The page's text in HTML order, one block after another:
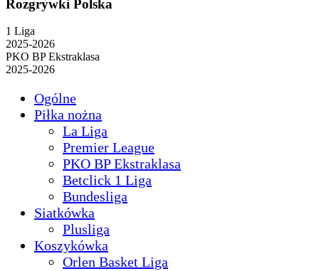
Rozgrywki Polska
1 Liga
2025-2026
PKO BP Ekstraklasa
2025-2026
Ogólne
Piłka nożna
La Liga
Premier League
PKO BP Ekstraklasa
Betclick 1 Liga
Bundesliga
Siatkówka
Plusliga
Koszykówka
Orlen Basket Liga